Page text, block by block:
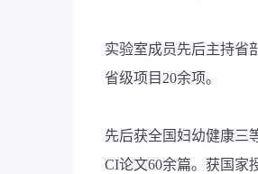
实验室成员先后主持省
省级项目20余项。
先后获全国妇幼健康三
CI论文60余篇。获国家